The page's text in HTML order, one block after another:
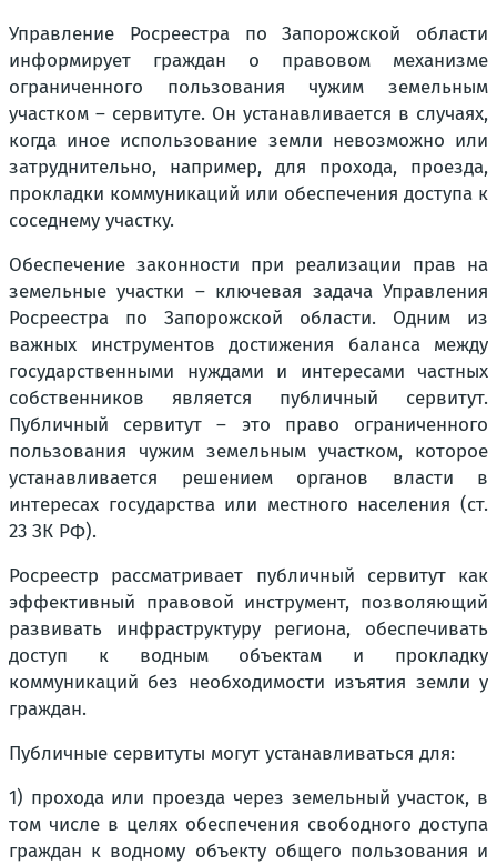
Управление Росреестра по Запорожской области
информирует граждан о правовом механизме
ограниченного пользования чужим земельным
участком – сервитуте. Он устанавливается в случаях,
когда иное использование земли невозможно или
затруднительно, например, для прохода, проезда,
прокладки коммуникаций или обеспечения доступа к
соседнему участку.
Обеспечение законности при реализации прав на
земельные участки – ключевая задача Управления
Росреестра по Запорожской области. Одним из
важных инструментов достижения баланса между
государственными нуждами и интересами частных
собственников является публичный сервитут.
Публичный сервитут – это право ограниченного
пользования чужим земельным участком, которое
устанавливается решением органов власти в
интересах государства или местного населения (ст.
23 ЗК РФ).
Росреестр рассматривает публичный сервитут как
эффективный правовой инструмент, позволяющий
развивать инфраструктуру региона, обеспечивать
доступ к водным объектам и прокладку
коммуникаций без необходимости изъятия земли у
граждан.
Публичные сервитуты могут устанавливаться для:
1) прохода или проезда через земельный участок, в
том числе в целях обеспечения свободного доступа
граждан к водному объекту общего пользования и